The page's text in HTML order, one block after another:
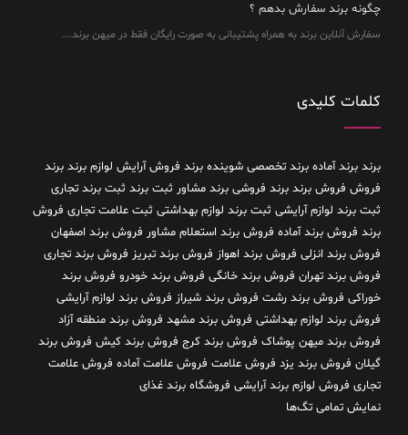
چگونه برند سفارش بدهم ؟
سفارش آنلاین برند به همراه پشتیبانی به صورت رایگان فقط در میهن برند....
کلمات کلیدی
برند برند آماده برند تخصصی شوینده برند فروش آرایش لوازم برند برند
فروش فروش برند برند فروشی برند مشاور ثبت برند ثبت برند تجاری
ثبت برند لوازم آرایشی ثبت برند لوازم بهداشتی ثبت علامت تجاری فروش
برند فروش برند آماده فروش برند استعلام مشاور فروش برند اصفهان
فروش برند انزلی فروش برند اهواز فروش برند تبریز فروش برند تجاری
فروش برند تهران فروش برند خانگی فروش برند خودرو فروش برند
خوراکی فروش برند رشت فروش برند شیراز فروش برند لوازم آرایشی
فروش برند لوازم بهداشتی فروش برند مشهد فروش برند منطقه آزاد
فروش برند میهن پوشاک فروش برند کرج فروش برند کیش فروش برند
گیلان فروش برند یزد فروش علامت فروش علامت آماده فروش علامت
تجاری فروش لوازم برند آرایشی فروشگاه برند غذای
نمایش تمامی تگ‌ها